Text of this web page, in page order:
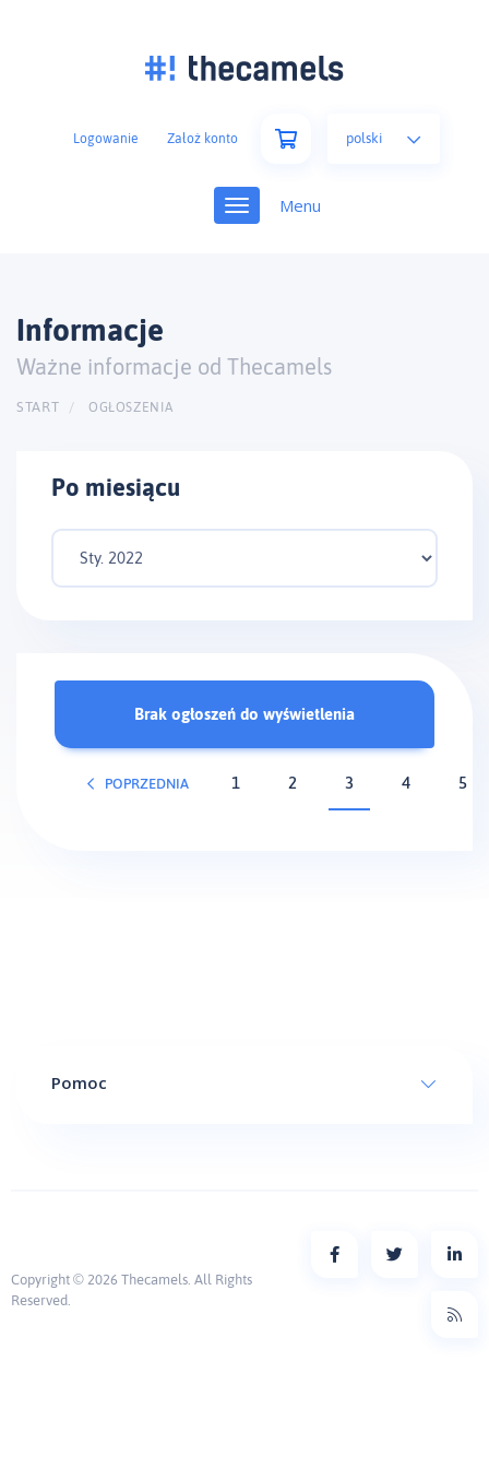
polski
Logowanie Założ konto
Toggle
navigation
Informacje
Ważne informacje od Thecamels
START OGŁOSZENIA
Po miesiącu
Brak ogłoszeń do wyświetlenia
1 2 3 4 5
Pomoc
Copyright © 2026 Thecamels. All Rights
Reserved.